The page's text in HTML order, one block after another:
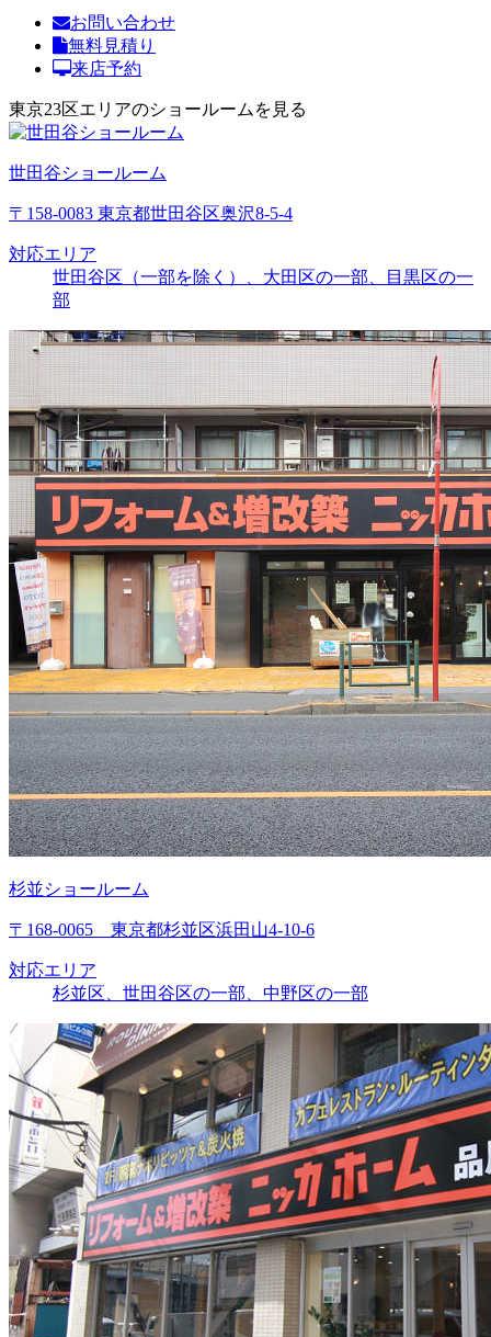
お問い合わせ
無料見積り
来店予約
東京23区エリアのショールームを見る
世田谷ショールーム
〒158-0083 東京都世田谷区奥沢8-5-4
対応エリア
世田谷区（一部を除く）、大田区の一部、目黒区の一
部
杉並ショールーム
〒168-0065 東京都杉並区浜田山4-10-6
対応エリア
杉並区、世田谷区の一部、中野区の一部